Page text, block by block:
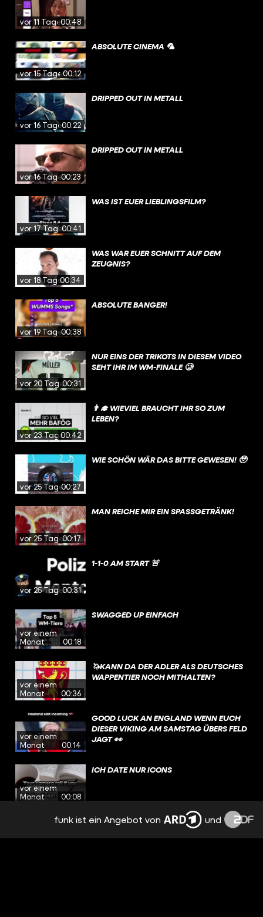
vor 11 Tagen00:48
vor 15 Tagen00:12
ABSOLUTE CINEMA 🦜
vor 16 Tagen00:22
DRIPPED OUT IN METALL
vor 16 Tagen00:23
DRIPPED OUT IN METALL
vor 17 Tagen00:41
WAS IST EUER LIEBLINGSFILM?
vor 18 Tagen00:34
WAS WAR EUER SCHNITT AUF DEM
ZEUGNIS?
vor 19 Tagen00:38
ABSOLUTE BANGER!
vor 20 Tagen00:31
NUR EINS DER TRIKOTS IN DIESEM VIDEO
SEHT IHR IM WM-FINALE 🥲
vor 23 Tagen00:42
👨‍🎓 WIEVIEL BRAUCHT IHR SO ZUM
LEBEN?
vor 25 Tagen00:27
WIE SCHÖN WÄR DAS BITTE GEWESEN! 🥹
vor 25 Tagen00:17
MAN REICHE MIR EIN SPASSGETRÄNK!
vor 25 Tagen00:31
1-1-0 AM START 🚨
vor einem
Monat
00:18
SWAGGED UP EINFACH
vor einem
Monat
00:36
🦄KANN DA DER ADLER ALS DEUTSCHES
WAPPENTIER NOCH MITHALTEN?
vor einem
Monat
00:14
GOOD LUCK AN ENGLAND WENN EUCH
DIESER VIKING AM SAMSTAG ÜBERS FELD
JAGT 👀
vor einem
Monat
00:08
ICH DATE NUR ICONS
vor einem
ICH DATE NUR ICONS
funk ist ein Angebot von und